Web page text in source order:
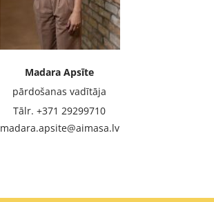
Madara Apsīte
pārdošanas vadītāja
Tālr. +371 29299710
madara.apsite@aimasa.lv